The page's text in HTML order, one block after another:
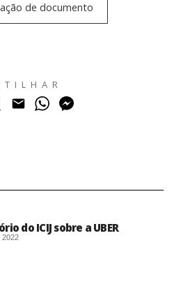
de documento
do ICIJ sobre a UBER
2022